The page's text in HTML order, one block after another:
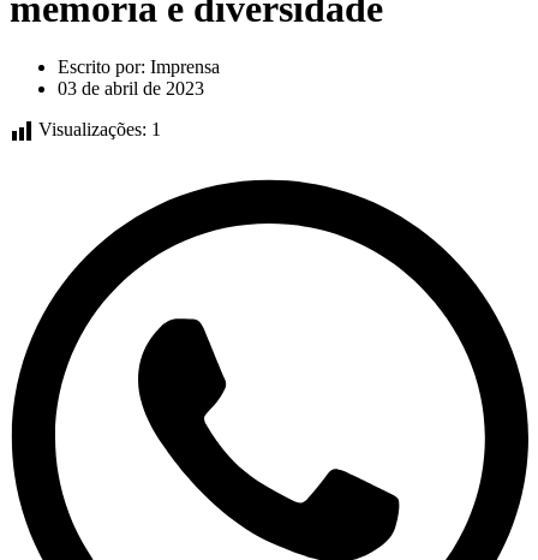
Escrito por: Imprensa
03 de abril de 2023
Visualizações: 1